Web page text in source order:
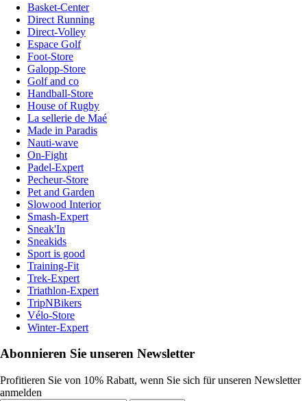
Basket-Center
Direct Running
Direct-Volley
Espace Golf
Foot-Store
Galopp-Store
Golf and co
Handball-Store
House of Rugby
La sellerie de Maé
Made in Paradis
Nauti-wave
On-Fight
Padel-Expert
Pecheur-Store
Pet and Garden
Slowood Interior
Smash-Expert
Sneak'In
Sneakids
Sport is good
Training-Fit
Trek-Expert
Triathlon-Expert
TripNBikers
Vélo-Store
Winter-Expert
Abonnieren Sie unseren Newsletter
Profitieren Sie von 10% Rabatt, wenn Sie sich für unseren Newsletter
anmelden